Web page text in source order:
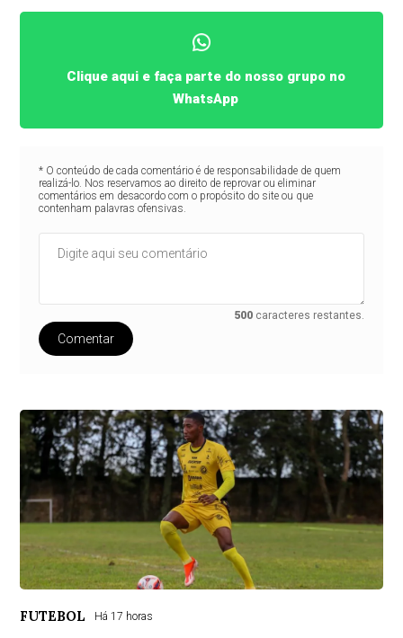
Clique aqui e faça parte do nosso grupo no
WhatsApp
* O conteúdo de cada comentário é de responsabilidade de quem
realizá-lo. Nos reservamos ao direito de reprovar ou eliminar
comentários em desacordo com o propósito do site ou que
contenham palavras ofensivas.
500 caracteres restantes.
Comentar
FUTEBOL Há 17 horas